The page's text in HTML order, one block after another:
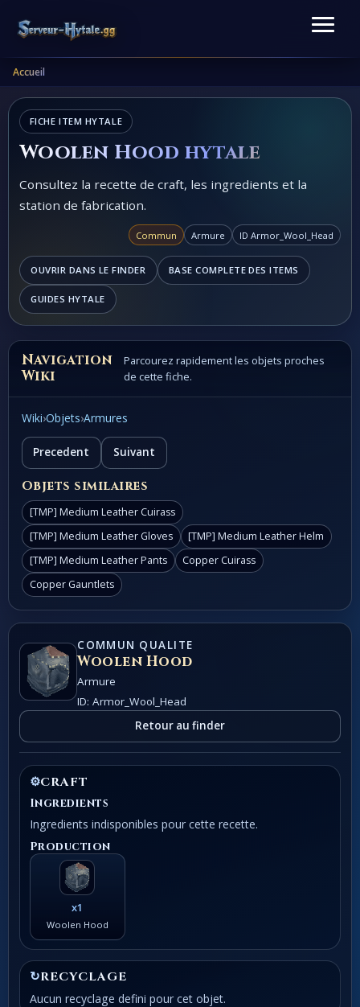
Accueil
FICHE ITEM HYTALE
Woolen Hood hytale
Consultez la recette de craft, les ingredients et la
station de fabrication.
Commun Armure ID Armor_Wool_Head
OUVRIR DANS LE FINDER BASE COMPLETE DES ITEMS
GUIDES HYTALE
Navigation
Wiki
Parcourez rapidement les objets proches
de cette fiche.
Wiki›Objets›Armures
Precedent Suivant
Objets similaires
[TMP] Medium Leather Cuirass
[TMP] Medium Leather Gloves
[TMP] Medium Leather Helm
[TMP] Medium Leather Pants
Copper Cuirass
Copper Gauntlets
COMMUN QUALITE
Woolen Hood
Armure
ID: Armor_Wool_Head
Retour au finder
⚙CRAFT
Ingredients
Ingredients indisponibles pour cette recette.
Production
x1
Woolen Hood
↻RECYCLAGE
Aucun recyclage defini pour cet objet.